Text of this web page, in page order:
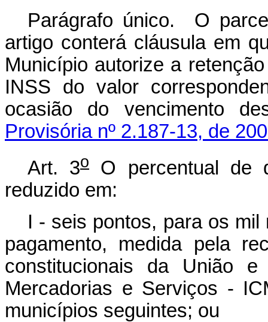
Parágrafo único. O
artigo conterá cláusula em
Município autorize a
INSS do valor
ocasião do vencimento
Provisória nº 2.187-13, de
Art. 3o
O percentual
reduzido em:
I - seis pontos, para os
pagamento, medida pela
constitucionais da União
Mercadorias e Serviços -
municípios seguintes; ou